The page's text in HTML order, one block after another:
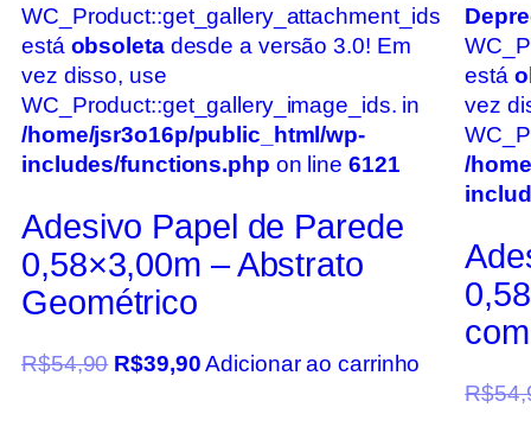
WC_Product::get_gallery_attachment_ids
está obsoletadesde a versão 3.0! Em
vez disso, use
WC_Product::get_gallery_image_ids. in
/home/jsr3o16p/public_html/wp-
includes/functions.php on line 6121
Adesivo Papel de Parede
0,58×3,00m – Abstrato
Geométrico
R$54,90 R$39,90 Adicionar ao carrinho
está
vez
/
R$